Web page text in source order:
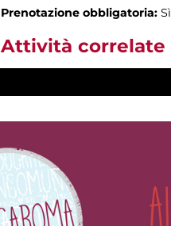
Prenotazione obbligatoria: Sì
Attività correlate